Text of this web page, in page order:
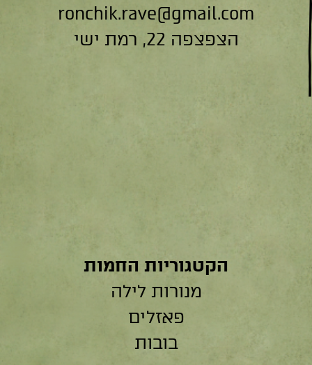
ronchik.rave@gmail.com
הצפצפה 22, רמת ישי
הקטגוריות החמות
מנורות לילה
פאזלים
בובות